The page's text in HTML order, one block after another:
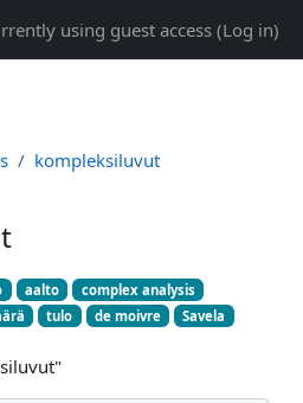
using guest access (Log in)
kompleksiluvut
aalto
complex analysis
tulo de moivre
Savela